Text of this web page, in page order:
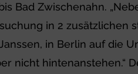
Bad Zwischenahn.
in 2 zusätzlichen
in Berlin auf die
nicht hintenanstehen.“